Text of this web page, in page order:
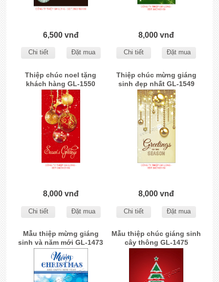
6,500 vnđ
Chi tiết Đặt mua
8,000 vnđ
Chi tiết Đặt mua
Thiệp chúc noel tặng
khách hàng GL-1550
8,000 vnđ
Chi tiết Đặt mua
Thiệp chúc mừng giáng
sinh đẹp nhất GL-1549
8,000 vnđ
Chi tiết Đặt mua
Mẫu thiệp mừng giáng
sinh và năm mới GL-1473
Mẫu thiệp chúc giáng sinh
cây thông GL-1475